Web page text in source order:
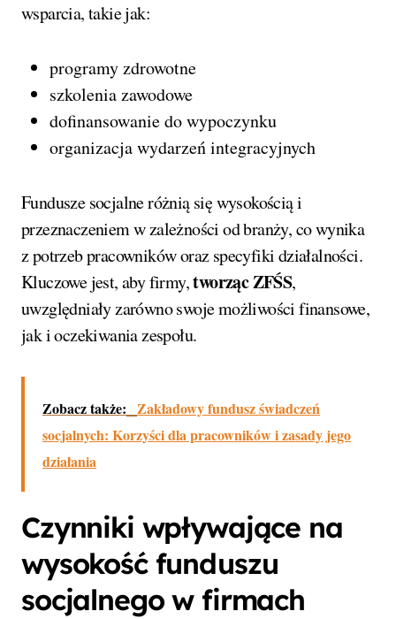
wsparcia, takie jak:
programy zdrowotne
szkolenia zawodowe
dofinansowanie do wypoczynku
organizacja wydarzeń integracyjnych
Fundusze socjalne różnią się wysokością i
przeznaczeniem w zależności od branży, co wynika
z potrzeb pracowników oraz specyfiki działalności.
Kluczowe jest, aby firmy,tworząc ZFŚS,
uwzględniały zarówno swoje możliwości finansowe,
jak i oczekiwania zespołu.
Zobacz także: Zakładowy fundusz świadczeń
socjalnych: Korzyści dla pracowników i zasady jego
działania
Czynniki wpływające na
wysokość funduszu
socjalnego w firmach